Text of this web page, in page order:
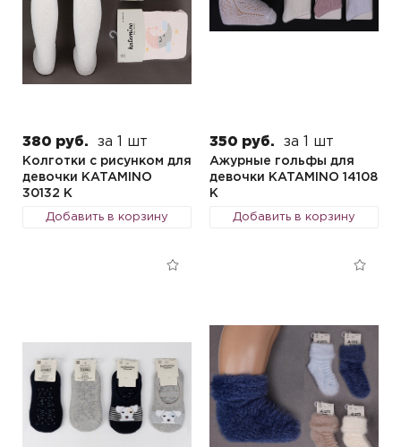
380 руб. за 1 шт
Колготки с рисунком для
девочки KATAMINO
30132 K
Добавить в корзину
350 руб. за 1 шт
Ажурные гольфы для
девочки KATAMINO 14108
K
Добавить в корзину